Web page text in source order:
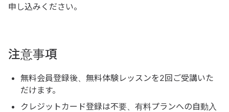
申し込みください。
注意事項
無料会員登録後、無料体験レッスンを2回ご受講いた
だけます。
クレジットカード登録は不要、有料プランへの自動入